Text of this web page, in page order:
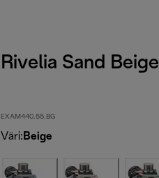
Rivelia Sand Beige
EXAM440.55.BG
Väri: Beige